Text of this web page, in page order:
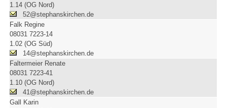
1.14 (OG Nord)
52@stephanskirchen.de
Falk Regine
08031 7223-14
1.02 (OG Süd)
14@stephanskirchen.de
Faltermeier Renate
08031 7223-41
1.10 (OG Nord)
41@stephanskirchen.de
Gall Karin